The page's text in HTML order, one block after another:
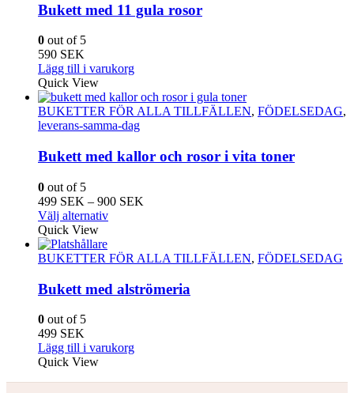
Bukett med 11 gula rosor
0 out of 5
590 SEK
Lägg till i varukorg
Quick View
BUKETTER FÖR ALLA TILLFÄLLEN, FÖDELSEDAG,
leverans-samma-dag
Bukett med kallor och rosor i vita toner
0 out of 5
499 SEK – 900 SEK
900
Välj alternativDen
har
varianter.
De
kan
väljas
produktsidan
Quick View
BUKETTER FÖR ALLA TILLFÄLLEN, FÖDELSEDAG
Bukett med alströmeria
0 out of 5
499 SEK
Lägg till i varukorg
Quick View